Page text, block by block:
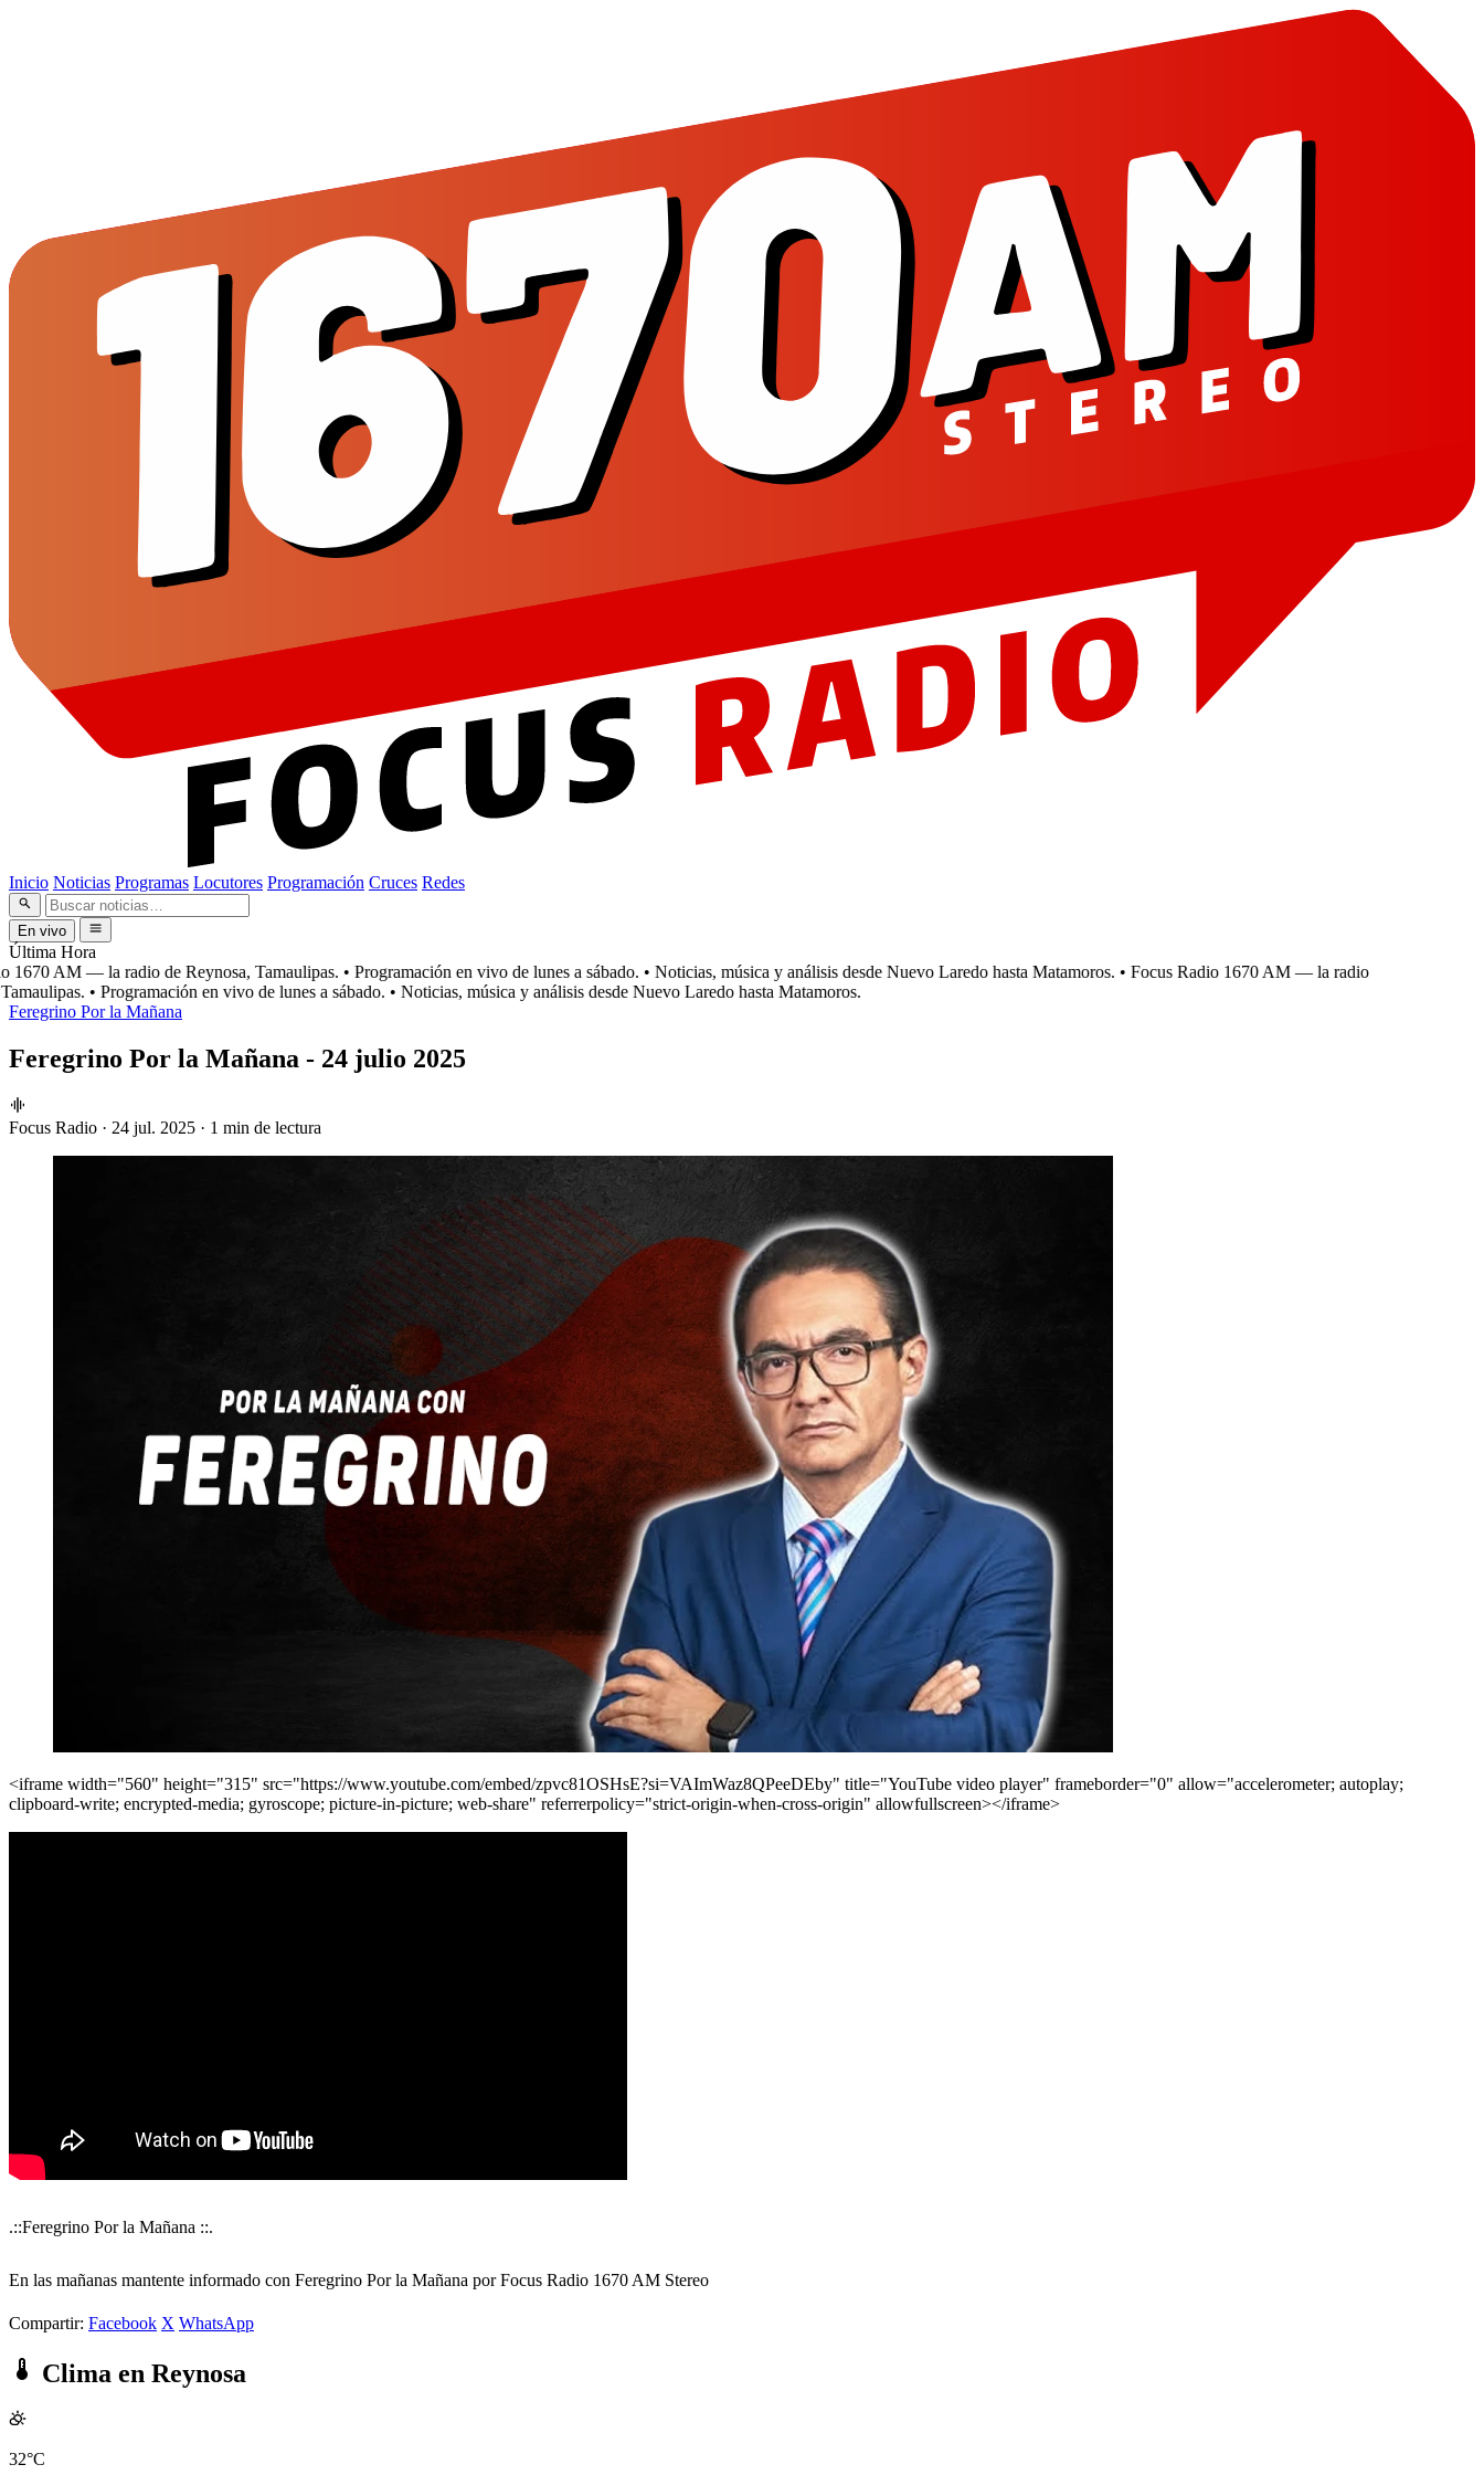
Inicio Noticias Programas Locutores Programación Cruces Redes
En vivo
Última Hora
AM — la radio de Reynosa, Tamaulipas. • Programación en vivo de lunes a sábado. • Noticias, música y análisis desde Nuevo Laredo hasta Matamoros. • Focus Radio 1670 AM — la radio
• Programación en vivo de lunes a sábado. • Noticias, música y análisis desde Nuevo Laredo hasta Matamoros.
Feregrino Por la Mañana
Feregrino Por la Mañana - 24 julio 2025
Focus Radio · 24 jul. 2025 · 1 min de lectura
<iframe width="560" height="315" src="https://www.youtube.com/embed/zpvc81OSHsE?si=VAImWaz8QPeeDEby" title="YouTube video player" frameborder="0" allow="accelerometer; autoplay;
clipboard-write; encrypted-media; gyroscope; picture-in-picture; web-share" referrerpolicy="strict-origin-when-cross-origin" allowfullscreen></iframe>
.::Feregrino Por la Mañana ::.
En las mañanas mantente informado con Feregrino Por la Mañana por Focus Radio 1670 AM Stereo
Compartir: Facebook X WhatsApp
Clima en Reynosa
32°C